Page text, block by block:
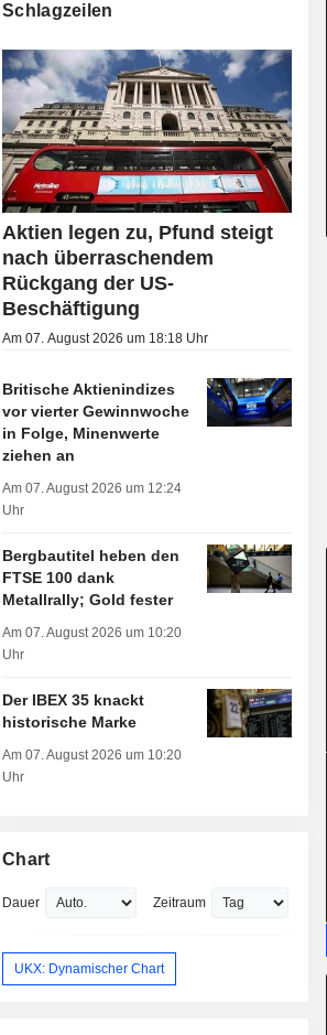
Schlagzeilen
Aktien legen zu, Pfund steigt
nach überraschendem
Rückgang der US-
Beschäftigung
Am 07. August 2026 um 18:18 Uhr
Britische Aktienindizes
vor vierter Gewinnwoche
in Folge, Minenwerte
ziehen an
Am 07. August 2026 um 12:24
Uhr
Bergbautitel heben den
FTSE 100 dank
Metallrally; Gold fester
Am 07. August 2026 um 10:20
Uhr
Der IBEX 35 knackt
historische Marke
Am 07. August 2026 um 10:20
Uhr
Chart
Dauer Zeitraum
UKX: Dynamischer Chart